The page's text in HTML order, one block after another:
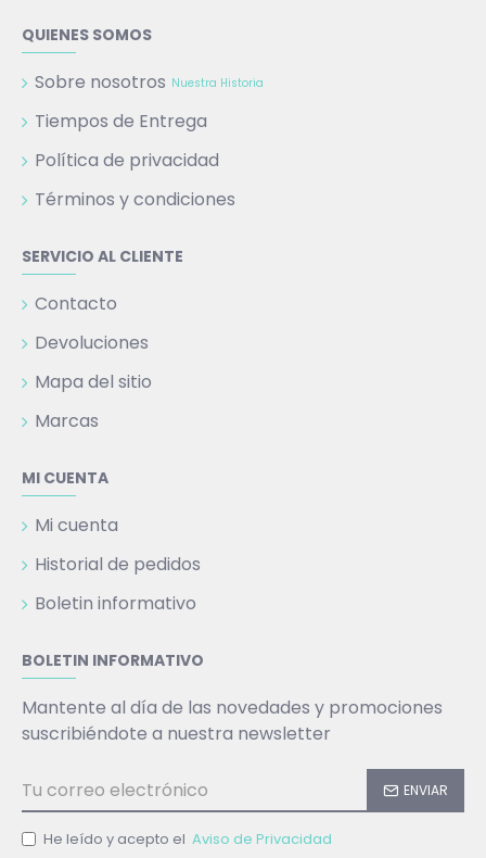
QUIENES SOMOS
Sobre nosotros Nuestra Historia
Tiempos de Entrega
Política de privacidad
Términos y condiciones
SERVICIO AL CLIENTE
Contacto
Devoluciones
Mapa del sitio
Marcas
MI CUENTA
Mi cuenta
Historial de pedidos
Boletin informativo
BOLETIN INFORMATIVO
Mantente al día de las novedades y promociones
suscribiéndote a nuestra newsletter
ENVIAR
He leído y acepto el Aviso de Privacidad